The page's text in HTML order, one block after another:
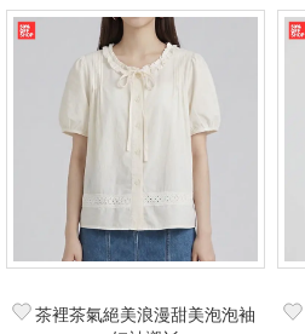
茶裡茶氣絕美浪漫甜美泡泡袖